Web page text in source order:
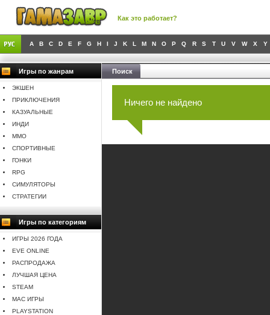
Как это работает?
A B C D E F G H I J K L M N O P Q R S T U V W X Y
Игры по жанрам
ЭКШЕН
ПРИКЛЮЧЕНИЯ
КАЗУАЛЬНЫЕ
ИНДИ
MMO
СПОРТИВНЫЕ
ГОНКИ
RPG
СИМУЛЯТОРЫ
СТРАТЕГИИ
Игры по категориям
ИГРЫ 2026 ГОДА
EVE ONLINE
РАСПРОДАЖА
ЛУЧШАЯ ЦЕНА
STEAM
MAC ИГРЫ
PLAYSTATION
Поиск
Ничего не найдено